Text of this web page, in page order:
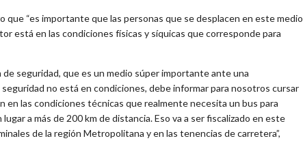
que “es importante que las personas que se desplacen en este medio
está en las condiciones físicas y síquicas que corresponde para
seguridad, que es un medio súper importante ante una
no está en condiciones, debe informar para nosotros cursar
en las condiciones técnicas que realmente necesita un bus para
a más de 200 km de distancia. Eso va a ser fiscalizado en este
de la región Metropolitana y en las tenencias de carretera”,